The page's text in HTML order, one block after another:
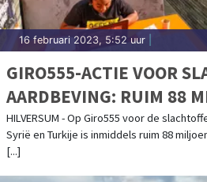
16 februari 2023, 5:52 uur
GIRO555-ACTIE VOOR
AARDBEVING: RUIM 88
HILVERSUM - Op Giro555 voor de
Syrië en Turkije is inmiddels ruim 88
[...]